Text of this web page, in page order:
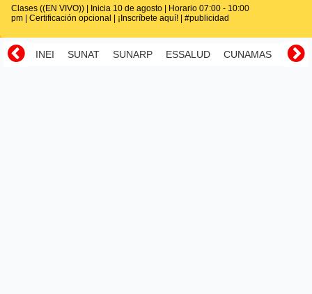
Clases ((EN VIVO)) | Inicia 10 de agosto | Horario 07:00 - 10:00
pm | Certificación opcional | ¡Inscríbete aquí! | #publicidad
INEI SUNAT SUNARP ESSALUD CUNAMAS